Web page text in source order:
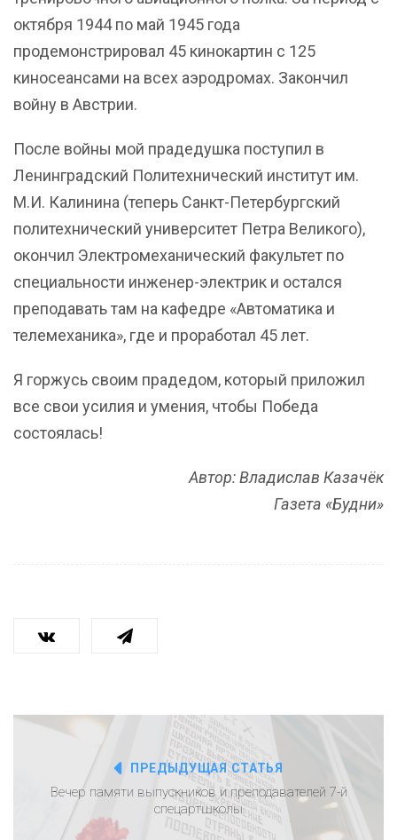
октября 1944 по май 1945 года
продемонстрировал 45 кинокартин с 125
киносеансами на всех аэродромах. Закончил
войну в Австрии.
После войны мой прадедушка поступил в
Ленинградский Политехнический институт им.
М.И. Калинина (теперь Санкт-Петербургский
политехнический университет Петра Великого),
окончил Электромеханический факультет по
специальности инженер-электрик и остался
преподавать там на кафедре «Автоматика и
телемеханика», где и проработал 45 лет.
Я горжусь своим прадедом, который приложил
все свои усилия и умения, чтобы Победа
состоялась!
Автор: Владислав Казачёк
Газета «Будни»
ПРЕДЫДУЩАЯ СТАТЬЯ
Вечер памяти выпускников и преподавателей 7-й
спецартшколы